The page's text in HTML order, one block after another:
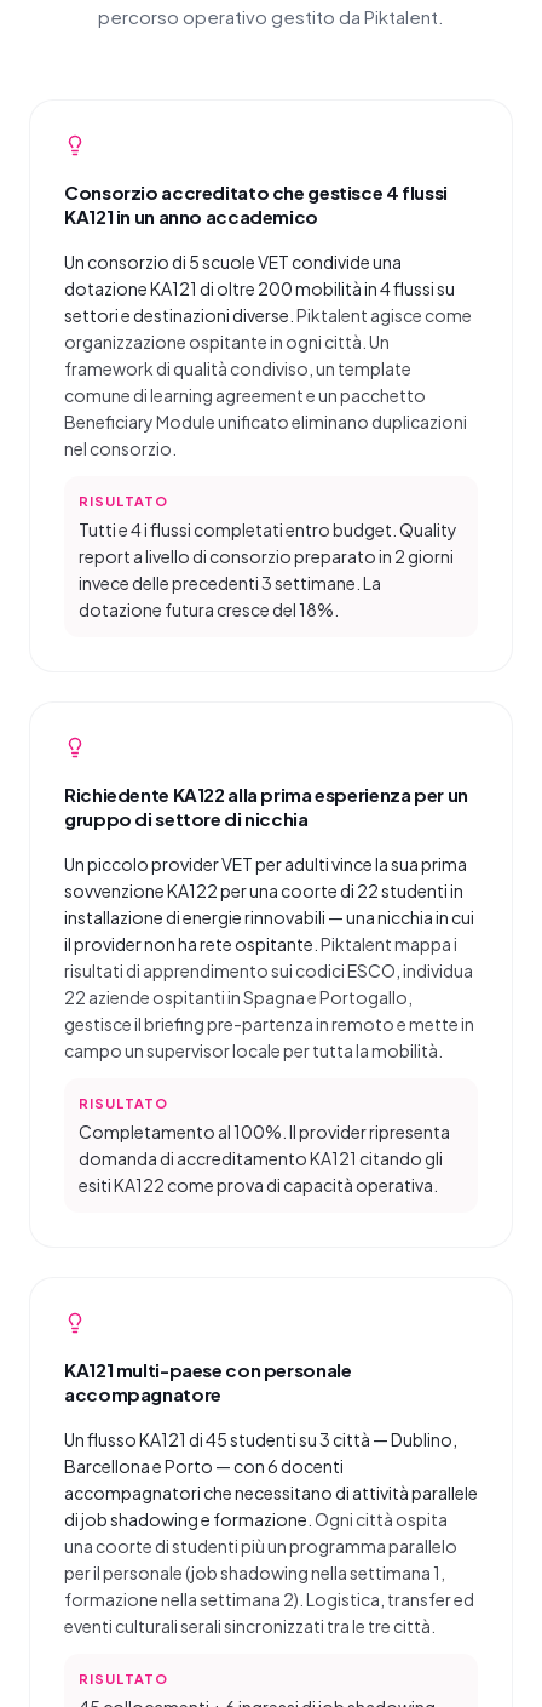
percorso operativo gestito da Piktalent.
Consorzio accreditato che gestisce 4 flussi
KA121 in un anno accademico
Un consorzio di 5 scuole VET condivide una
dotazione KA121 di oltre 200 mobilità in 4 flussi su
settori e destinazioni diverse. Piktalent agisce come
organizzazione ospitante in ogni città. Un
framework di qualità condiviso, un template
comune di learning agreement e un pacchetto
Beneficiary Module unificato eliminano duplicazioni
nel consorzio.
RISULTATO
Tutti e 4 i flussi completati entro budget. Quality
report a livello di consorzio preparato in 2 giorni
invece delle precedenti 3 settimane. La
dotazione futura cresce del 18%.
Richiedente KA122 alla prima esperienza per un
gruppo di settore di nicchia
Un piccolo provider VET per adulti vince la sua prima
sovvenzione KA122 per una coorte di 22 studenti in
installazione di energie rinnovabili — una nicchia in cui
il provider non ha rete ospitante. Piktalent mappa i
risultati di apprendimento sui codici ESCO, individua
22 aziende ospitanti in Spagna e Portogallo,
gestisce il briefing pre-partenza in remoto e mette in
campo un supervisor locale per tutta la mobilità.
RISULTATO
Completamento al 100%. Il provider ripresenta
domanda di accreditamento KA121 citando gli
esiti KA122 come prova di capacità operativa.
KA121 multi-paese con personale
accompagnatore
Un flusso KA121 di 45 studenti su 3 città — Dublino,
Barcellona e Porto — con 6 docenti
accompagnatori che necessitano di attività parallele
di job shadowing e formazione. Ogni città ospita
una coorte di studenti più un programma parallelo
per il personale (job shadowing nella settimana 1,
formazione nella settimana 2). Logistica, transfer ed
eventi culturali serali sincronizzati tra le tre città.
RISULTATO